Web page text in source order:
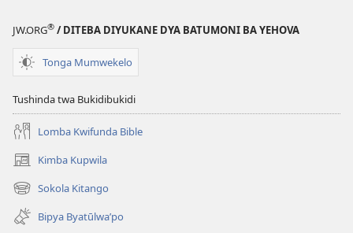
JW.ORG® / DITEBA DIYUKANE DYA BATUMONI BA YEHOVA
Tonga Mumwekelo
Tushinda twa Bukidibukidi
Lomba Kwifunda Bible
Kimba Kupwila
(opens
new
window)
Sokola Kitango
(opens
new
window)
Bipya Byatūlwa’po